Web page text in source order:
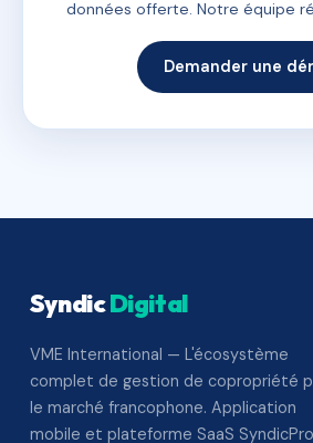
données offerte. Notre équipe
Demander une
SyndicDigital
VME International — L'écosystème
complet de gestion de copropriété
le marché francophone. Application
mobile et plateforme SaaS